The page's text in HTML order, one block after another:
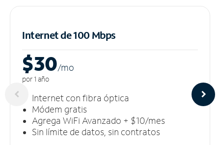
Internet de 100 Mbps
$30/mo
por 1 año
Internet con fibra óptica
Módem gratis
Agrega WiFi Avanzado + $10/mes
Sin límite de datos, sin contratos